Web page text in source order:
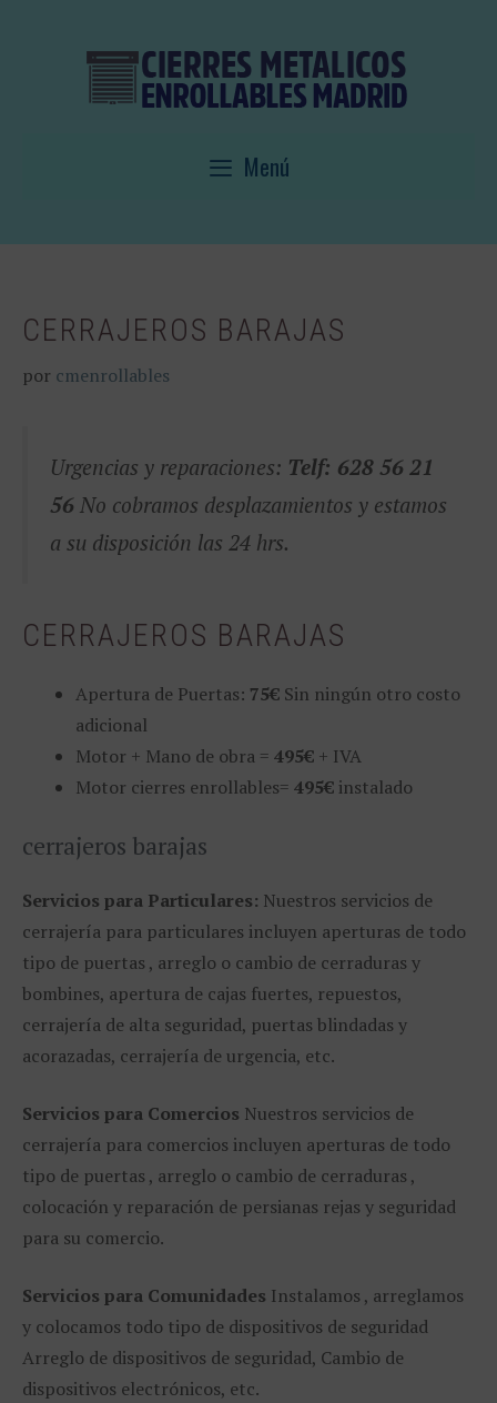
Menú
CERRAJEROS BARAJAS
por cmenrollables
Urgencias y reparaciones: Telf: 628 56 21
56 No cobramos desplazamientos y estamos
a su disposición las 24 hrs.
CERRAJEROS BARAJAS
Apertura de Puertas: 75€ Sin ningún otro costo
adicional
Motor + Mano de obra = 495€ + IVA
Motor cierres enrollables= 495€ instalado
cerrajeros barajas
Servicios para Particulares: Nuestros servicios de
cerrajería para particulares incluyen aperturas de todo
tipo de puertas , arreglo o cambio de cerraduras y
bombines, apertura de cajas fuertes, repuestos,
cerrajería de alta seguridad, puertas blindadas y
acorazadas, cerrajería de urgencia, etc.
Servicios para Comercios Nuestros servicios de
cerrajería para comercios incluyen aperturas de todo
tipo de puertas , arreglo o cambio de cerraduras ,
colocación y reparación de persianas rejas y seguridad
para su comercio.
Servicios para Comunidades Instalamos , arreglamos
y colocamos todo tipo de dispositivos de seguridad
Arreglo de dispositivos de seguridad, Cambio de
dispositivos electrónicos, etc.